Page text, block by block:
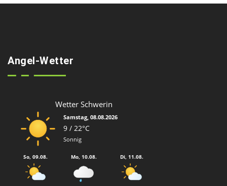
Angel-Wetter
Wetter Schwerin
Samstag, 08.08.2026
9 / 22°C
Sonnig
So, 09.08. Mo, 10.08. Di, 11.08.